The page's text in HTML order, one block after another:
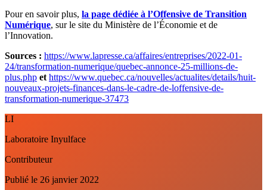
Pour en savoir plus, la page dédiée à l’Offensive de Transition
Numérique, sur le site du Ministère de l’Économie et de
l’Innovation.
Sources : https://www.lapresse.ca/affaires/entreprises/2022-01-
24/transformation-numerique/quebec-annonce-25-millions-de-
plus.php ethttps://www.quebec.ca/nouvelles/actualites/details/huit-
nouveaux-projets-finances-dans-le-cadre-de-loffensive-de-
transformation-numerique-37473
LI
Laboratoire Inyulface
Contributeur
Publié le 26 janvier 2022